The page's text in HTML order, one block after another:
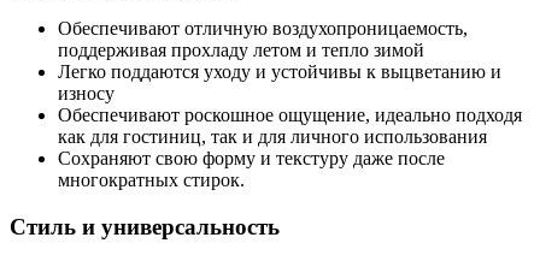
Обеспечивают отличную воздухопроницаемость,
поддерживая прохладу летом и тепло зимой
Легко поддаются уходу и устойчивы к выцветанию и
износу
Обеспечивают роскошное ощущение, идеально подходя
как для гостиниц, так и для личного использования
Сохраняют свою форму и текстуру даже после
многократных стирок.
Стиль и универсальность